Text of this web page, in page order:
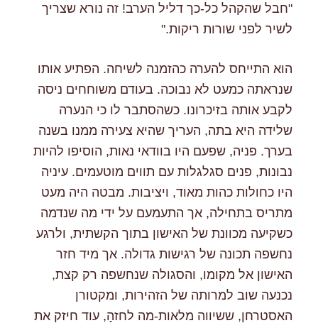
"חבל שהקהל כל-כך דליל הערב! זה נורא שצריך
לשיר לפני שורות ריקות."
הוא התייחס להערה כהזמנה לשיחה. הפתיע אותו
שנראתה כמעט לא נבוכה. בעודם משוחחים ניסה
לקבע אותה בזיכרונו. כשהסתבר לו כי הנערה
שלידה היא בתה, העריך שהיא צעירה ממנו בשנה
בערך. פניה, שפעם היו בוודאי נאות, הוסיפו להיות
נבונות, פנים סגלגלות עם תווים מוטעמים. עיניה
היו כחולות כהות מאוד, ויציבות. מבטה היה מעט
מתריס בתחילה, אך התעמעם על ידי מה שנדמה
כשקיעה מכוונת של האישון בתוך הקשתית, ולרגע
נחשפה תכונה של רגישות גדולה. אך מיד חזר
האישון אל מקומו, והסגולה שנחשפה רק קצת,
נכנעה שוב למרותה של הזהירות, ומקטורן
האסטרחן, ששיווה מלאות-מה לחזהָ, עוד חיזק את